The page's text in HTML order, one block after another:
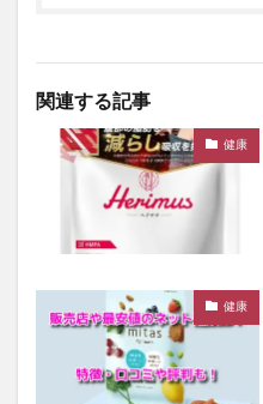
関連する記事
健康
健康